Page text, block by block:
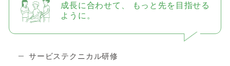
成長に合わせて、
もっと先を目指せる
ように。
サービステクニカル研修